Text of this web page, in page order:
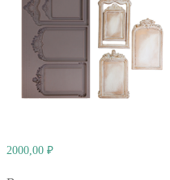
2000,00 ₽